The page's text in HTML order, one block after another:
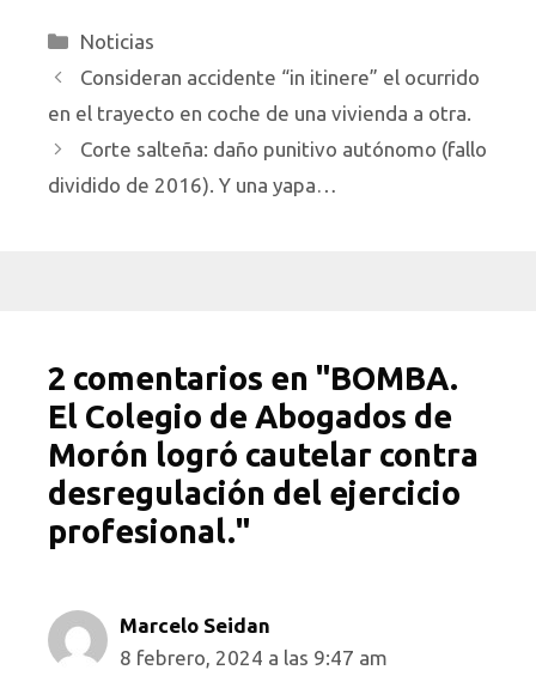
Categorías
Noticias
Consideran accidente “in itinere” el ocurrido
en el trayecto en coche de una vivienda a otra.
Corte salteña: daño punitivo autónomo (fallo
dividido de 2016). Y una yapa…
2 comentarios en "BOMBA.
El Colegio de Abogados de
Morón logró cautelar contra
desregulación del ejercicio
profesional."
Marcelo Seidan
8 febrero, 2024 a las 9:47 am